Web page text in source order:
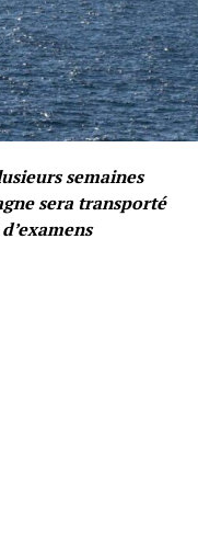
semaines
sera transporté